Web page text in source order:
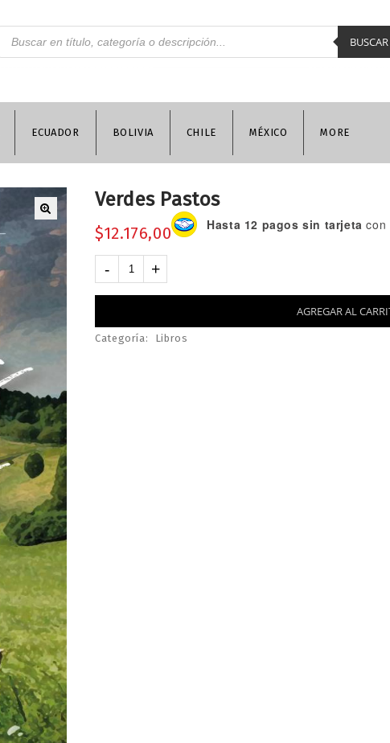
BUSCAR
ECUADOR BOLIVIA CHILE MÉXICO MORE
Verdes Pastos
$12.176,00 Hasta 12 pagos sin tarjeta con
AGREGAR AL
Categoría: Libros